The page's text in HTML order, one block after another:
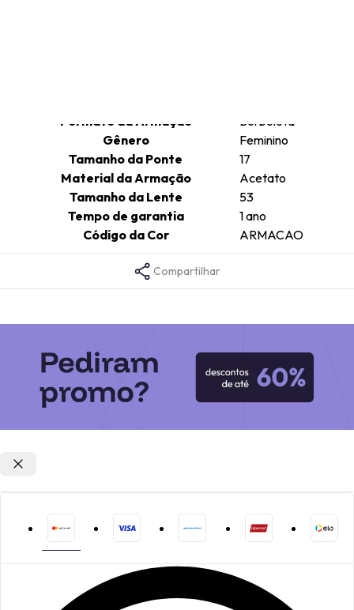
Formato da Armação
Borboleta
Gênero
Feminino
Tamanho da Ponte
17
Material da Armação
Acetato
Tamanho da Lente
53
Tempo de garantia
1 ano
Código da Cor
ARMACAO
Compartilhar